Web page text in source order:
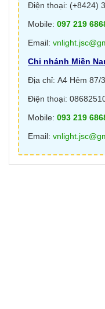
Điện thoại: (+8424)
Mobile: 097 219
Email:
Chi nhánh Miền
Địa chỉ: A4 Hẻm 87/
Điện thoại:
Mobile: 093 219
Email: